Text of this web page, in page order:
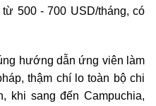
500 - 700 USD/tháng, có
hướng dẫn ứng viên làm
thậm chí lo toàn bộ chi
khi sang đến Campuchia,